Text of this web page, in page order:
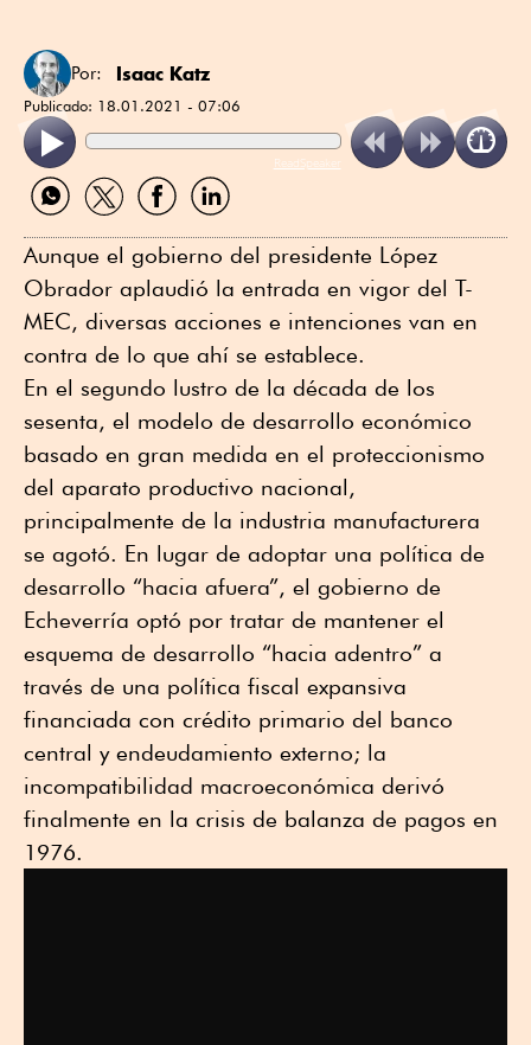
Por: Isaac Katz
Publicado: 18.01.2021 - 07:06
ReadSpeaker
Compartir
por
Compartir
por
Compartir
por
Compartir
por
Aunque el gobierno del presidente López
Obrador aplaudió la entrada en vigor del T-
MEC, diversas acciones e intenciones van en
contra de lo que ahí se establece.
En el segundo lustro de la década de los
sesenta, el modelo de desarrollo económico
basado en gran medida en el proteccionismo
del aparato productivo nacional,
principalmente de la industria manufacturera
se agotó. En lugar de adoptar una política de
desarrollo “hacia afuera”, el gobierno de
Echeverría optó por tratar de mantener el
esquema de desarrollo “hacia adentro” a
través de una política fiscal expansiva
financiada con crédito primario del banco
central y endeudamiento externo; la
incompatibilidad macroeconómica derivó
finalmente en la crisis de balanza de pagos en
1976.